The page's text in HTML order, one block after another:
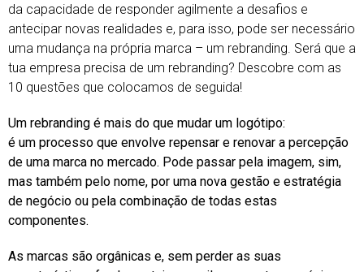
da capacidade de responder agilmente a desafios e
antecipar novas realidades e, para isso, pode ser necessário
uma mudança na própria marca – um rebranding. Será que a
tua empresa precisa de um rebranding? Descobre com as
10 questões que colocamos de seguida!
Um rebranding é mais do que mudar um logótipo:
é um processo que envolve repensar e renovar a percepção
de uma marca no mercado. Pode passar pela imagem, sim,
mas também pelo nome, por uma nova gestão e estratégia
de negócio ou pela combinação de todas estas
componentes.
As marcas são orgânicas e, sem perder as suas